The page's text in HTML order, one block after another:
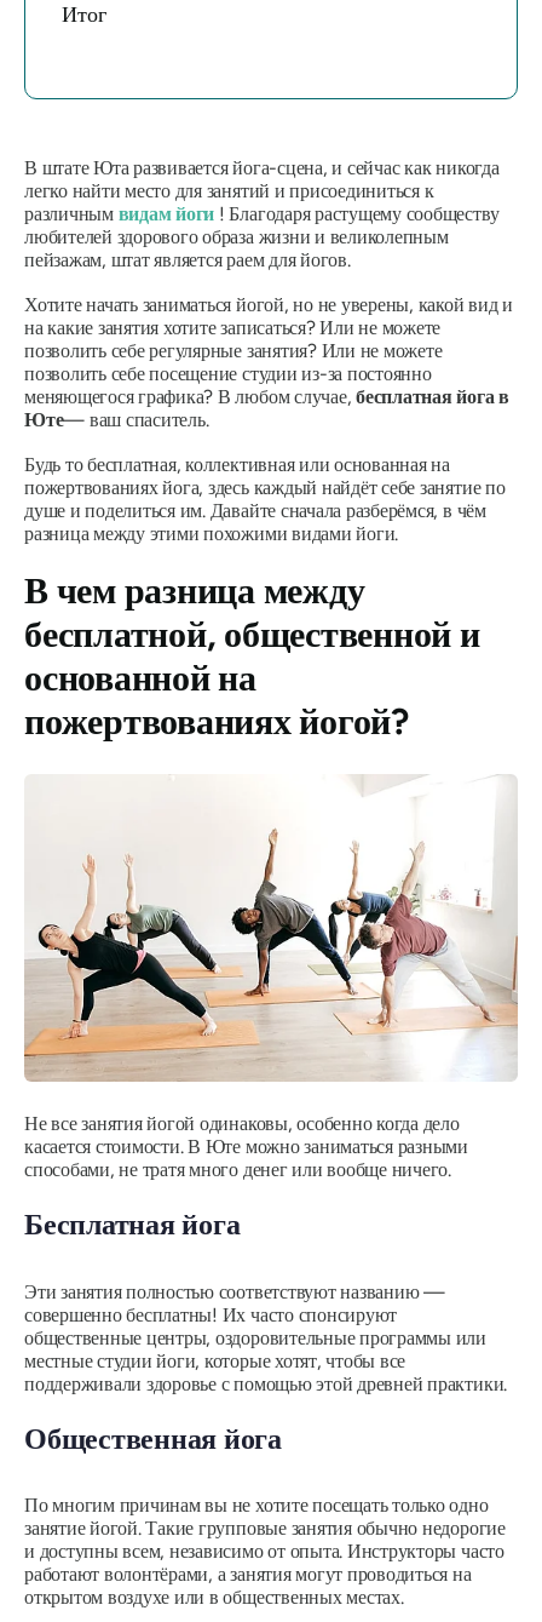
Итог
В штате Юта развивается йога-сцена, и сейчас как никогда
легко найти место для занятий и присоединиться к
различным видам йоги ! Благодаря растущему сообществу
любителей здорового образа жизни и великолепным
пейзажам, штат является раем для йогов.
Хотите начать заниматься йогой, но не уверены, какой вид и
на какие занятия хотите записаться? Или не можете
позволить себе регулярные занятия? Или не можете
позволить себе посещение студии из-за постоянно
меняющегося графика? В любом случае,бесплатная йога в
Юте— ваш спаситель.
Будь то бесплатная, коллективная или основанная на
пожертвованиях йога, здесь каждый найдёт себе занятие по
душе и поделиться им. Давайте сначала разберёмся, в чём
разница между этими похожими видами йоги.
В чем разница между
бесплатной, общественной и
основанной на
пожертвованиях йогой?
Не все занятия йогой одинаковы, особенно когда дело
касается стоимости. В Юте можно заниматься разными
способами, не тратя много денег или вообще ничего.
Бесплатная йога
Эти занятия полностью соответствуют названию —
совершенно бесплатны! Их часто спонсируют
общественные центры, оздоровительные программы или
местные студии йоги, которые хотят, чтобы все
поддерживали здоровье с помощью этой древней практики.
Общественная йога
По многим причинам вы не хотите посещать только одно
занятие йогой. Такие групповые занятия обычно недорогие
и доступны всем, независимо от опыта. Инструкторы часто
работают волонтёрами, а занятия могут проводиться на
открытом воздухе или в общественных местах.